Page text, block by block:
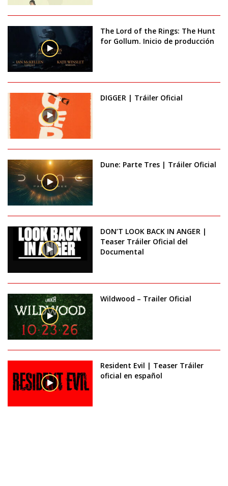
The Lord of the Rings: The Hunt
for Gollum. Inicio de producción
DIGGER | Tráiler Oficial
Dune: Parte Tres | Tráiler Oficial
DON’T LOOK BACK IN ANGER |
Teaser Tráiler Oficial del
Documental
Wildwood – Trailer Oficial
Resident Evil | Teaser Tráiler
oficial en español